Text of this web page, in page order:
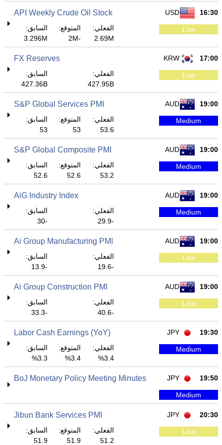
16:30
USD
API Weekly Crude Oil Stock
Low
الفعلي:
2.69M
المتوقع:
-2M
السابق:
3.296M
17:00
KRW
FX Reserves
Low
الفعلي:
427.95B
السابق:
427.36B
19:00
AUD
S&P Global Services PMI
Medium
الفعلي:
53.6
المتوقع:
53
السابق:
53
19:00
AUD
S&P Global Composite PMI
Medium
الفعلي:
53.2
المتوقع:
52.6
السابق:
52.6
19:00
AUD
AiG Industry Index
Medium
الفعلي:
-29.9
السابق:
-30
19:00
AUD
Ai Group Manufacturing PMI
Low
الفعلي:
-19.6
السابق:
-13.9
19:00
AUD
Ai Group Construction PMI
Low
الفعلي:
-40.6
السابق:
-33.3
19:30
JPY
Labor Cash Earnings (YoY)
Medium
الفعلي:
3.4%
المتوقع:
3.4%
السابق:
3.3%
19:50
JPY
BoJ Monetary Policy Meeting Minutes
Medium
20:30
JPY
Jibun Bank Services PMI
Low
الفعلي:
51.2
المتوقع:
51.9
السابق:
51.9